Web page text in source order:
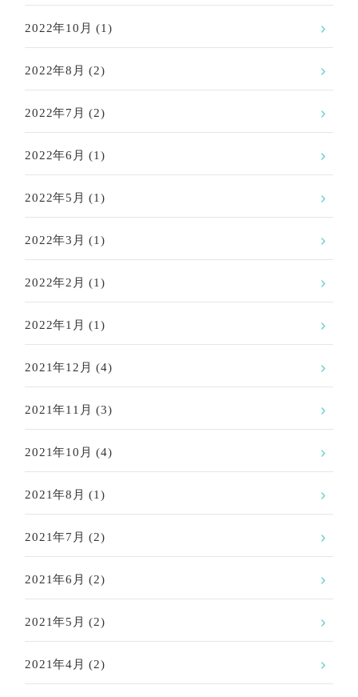
2022年10月 (1)
2022年8月 (2)
2022年7月 (2)
2022年6月 (1)
2022年5月 (1)
2022年3月 (1)
2022年2月 (1)
2022年1月 (1)
2021年12月 (4)
2021年11月 (3)
2021年10月 (4)
2021年8月 (1)
2021年7月 (2)
2021年6月 (2)
2021年5月 (2)
2021年4月 (2)